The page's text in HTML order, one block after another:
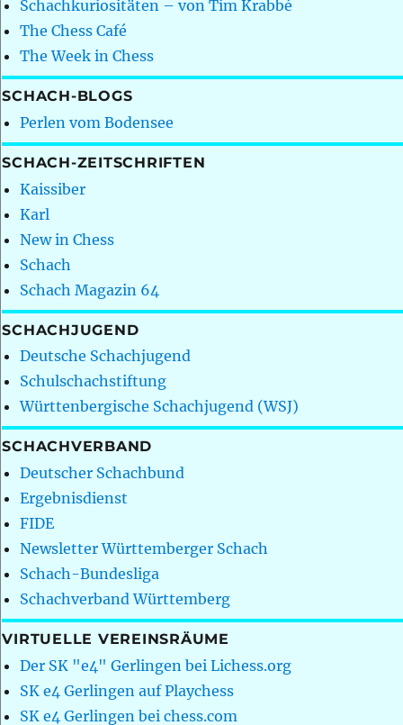
Schachkuriositäten – von Tim Krabbé
The Chess Café
The Week in Chess
SCHACH-BLOGS
Perlen vom Bodensee
SCHACH-ZEITSCHRIFTEN
Kaissiber
Karl
New in Chess
Schach
Schach Magazin 64
SCHACHJUGEND
Deutsche Schachjugend
Schulschachstiftung
Württenbergische Schachjugend (WSJ)
SCHACHVERBAND
Deutscher Schachbund
Ergebnisdienst
FIDE
Newsletter Württemberger Schach
Schach-Bundesliga
Schachverband Württemberg
VIRTUELLE VEREINSRÄUME
Der SK "e4" Gerlingen bei Lichess.org
SK e4 Gerlingen auf Playchess
SK e4 Gerlingen bei chess.com